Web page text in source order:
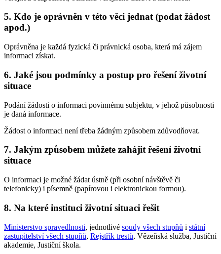
5. Kdo je oprávněn v této věci jednat (podat žádost
apod.)
Oprávněna je každá fyzická či právnická osoba, která má zájem
informaci získat.
6. Jaké jsou podmínky a postup pro řešení životní
situace
Podání žádosti o informaci povinnému subjektu, v jehož působnosti
je daná informace.
Žádost o informaci není třeba žádným způsobem zdůvodňovat.
7. Jakým způsobem můžete zahájit řešení životní
situace
O informaci je možné žádat ústně (při osobní návštěvě či
telefonicky) i písemně (papírovou i elektronickou formou).
8. Na které instituci životní situaci řešit
Ministerstvo spravedlnosti, jednotlivé soudy všech stupňů i státní
zastupitelství všech stupňů, Rejstřík trestů, Vězeňská služba, Justiční
akademie, Justiční škola.